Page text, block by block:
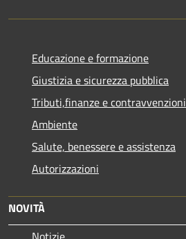
Educazione e formazione
Giustizia e sicurezza pubblica
Tributi,finanze e contravvenzioni
Ambiente
Salute, benessere e assistenza
Autorizzazioni
NOVITÀ